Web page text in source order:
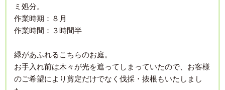
ミ処分。
作業時期：８月
作業時間：３時間半
緑があふれるこちらのお庭。
お手入れ前は木々が光を遮ってしまっていたので、お客様
のご希望により剪定だけでなく伐採・抜根もいたしまし